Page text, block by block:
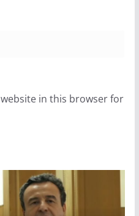
in this browser for